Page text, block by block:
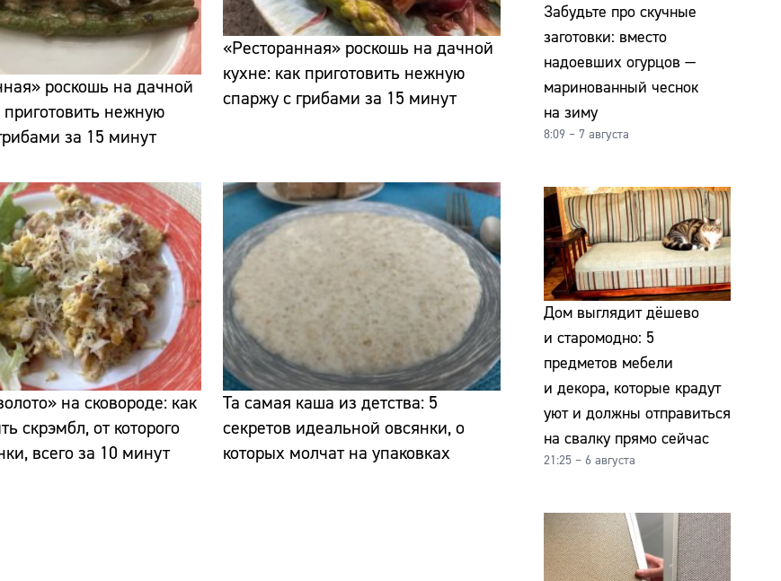
роскошь на дачной
приготовить нежную
за 15 минут
«Ресторанная» роскошь на дачной
кухне: как приготовить нежную
спаржу с грибами за 15 минут
на сковороде: как
скрэмбл, от которого
всего за 10 минут
Та самая каша из детства: 5
секретов идеальной овсянки, о
которых молчат на упаковках
Забудьте про скучные
заготовки: вместо
надоевших огурцов —
маринованный чеснок
на зиму
8:09 – 7 августа
Дом выглядит дёшево
и старомодно: 5
предметов мебели
и декора, которые крадут
уют и должны отправиться
на свалку прямо сейчас
21:25 – 6 августа
Сайт:
Адрес:
Телефон: